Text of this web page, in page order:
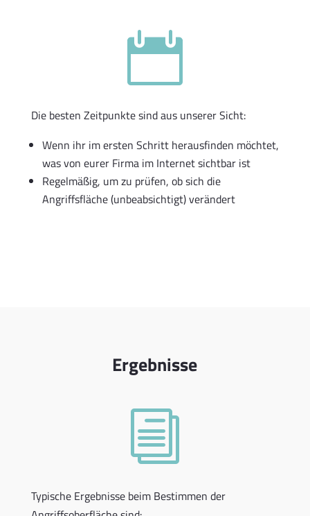
Die besten Zeitpunkte sind aus unserer Sicht:
Wenn ihr im ersten Schritt herausfinden möchtet,
was von eurer Firma im Internet sichtbar ist
Regelmäßig, um zu prüfen, ob sich die
Angriffsfläche (unbeabsichtigt) verändert

Ergebnisse
i
Typische Ergebnisse beim Bestimmen der